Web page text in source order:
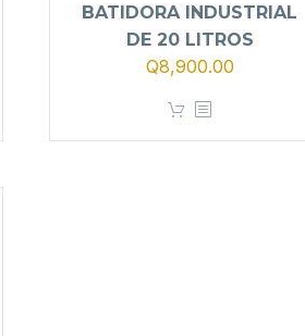
BATIDORA INDUSTRIAL
DE 20 LITROS
El
original
era:
Q8,900.00El
es: